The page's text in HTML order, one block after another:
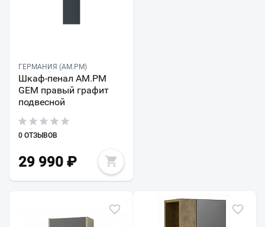
ГЕРМАНИЯ (AM.PM)
Шкаф-пенал AM.PM
GEM правый графит
подвесной
0 ОТЗЫВОВ
29 990 ₽